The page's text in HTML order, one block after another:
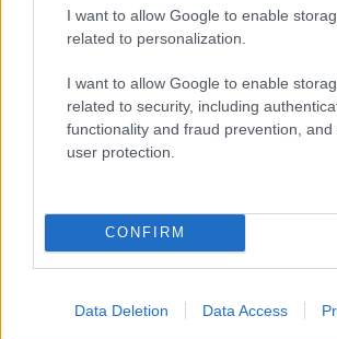
I want to allow Google to enable
related to personalization.
I want to allow Google to enable
related to security, including
functionality and fraud prevention, and
user protection.
CONFIRM
Data Deletion Data Access
Fotó:Getty Images
A mi reakciónk is erre a ruhára csak